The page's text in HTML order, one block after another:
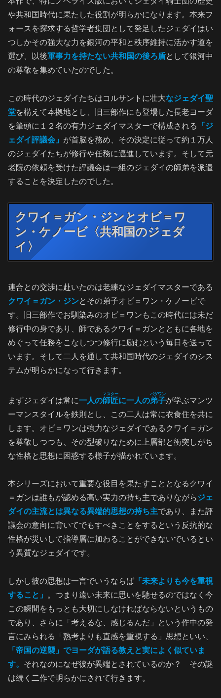
や共和国時代に果たした役割が明らかになります。本来フ
ォースを探求する哲学者集団として発足したジェダイはい
つしかその強大な力を銀河の平和と秩序維持に活かす道を
選び、以後軍事力を持たない共和国の後ろ盾として銀河中
の尊敬を集めていたのでした。
この時代のジェダイたちはコルサントに壮大なジェダイ聖
堂を構えて本拠地とし、旧三部作にも登場した長老ヨーダ
を筆頭に１２名の有力ジェダイマスターで構成される
「ジ
ェダイ評議会」 が首脳を務め、その決定に従って約１万人
のジェダイたちが修行や任務に邁進しています。そして元
老院の依頼を受けた評議会は一組のジェダイの師弟を派遣
することを決定したのでした。
クワイ＝ガン・ジンとオビ＝ワ
ン・ケノービ〈共和国のジェダ
イ〉
連合との交渉に赴いたのは老練なジェダイマスターである
クワイ＝ガン・ジンとその弟子オビ＝ワン・ケノービで
す。旧三部作でお馴染みのオビ＝ワンもこの時代には未だ
修行中の身であり、師であるクワイ＝ガンとともに各地を
めぐって任務をこなしつつ修行に励むという毎日を送って
います。そして二人を通して共和国時代のジェダイのシス
テムが明らかになって行きます。
まずジェダイは常に一人の師匠
マスター
に一人の弟子
パダワン
が学ぶマンツ
ーマンスタイルを鉄則とし、この二人は常に衣食住を共に
します。オビ＝ワンは強力なジェダイであるクワイ＝ガン
を尊敬しつつも、その型破りなために上層部と衝突しがち
な性格と思想に困惑する様子が描かれています。
本シリーズにおいて重要な役目を果たすこととなるクワイ
＝ガンは誰もが認める高い実力の持ち主でありながらジェ
ダイの主流とは異なる異端的思想の持ち主であり、また評
議会の意向に背いてでもすべきことをするという反抗的な
性格が災いして指導層に加わることができないでいるとい
う異質なジェダイです。
しかし彼の思想は一言でいうならば 「未来よりも今を重視
すること」
。つまり遠い未来に思いを馳せるのではなく今
この瞬間をもっとも大切にしなければならないというもの
であり、さらに「考えるな、感じるんだ」という作中の発
言にみられる「熟考よりも直感を重視する」思想といい、
「帝国の逆襲」でヨーダが語る教えと実によく似ていま
す。 それなのになぜ彼が異端とされているのか？ その謎
は続く二作で明らかにされて行きます。